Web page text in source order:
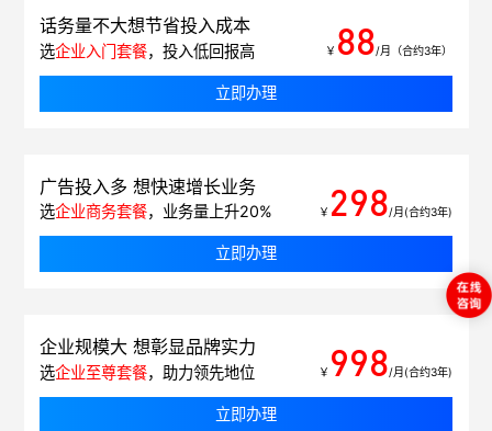
话务量不大想节省投入成本
选企业入门套餐，投入低回报高 ￥ 88/月（合约3年）
立即办理
广告投入多 想快速增长业务
选企业商务套餐，业务量上升20% ￥ 298/月(合约3年)
立即办理
企业规模大 想彰显品牌实力
选企业至尊套餐，助力领先地位 ￥ 998/月(合约3年)
立即办理